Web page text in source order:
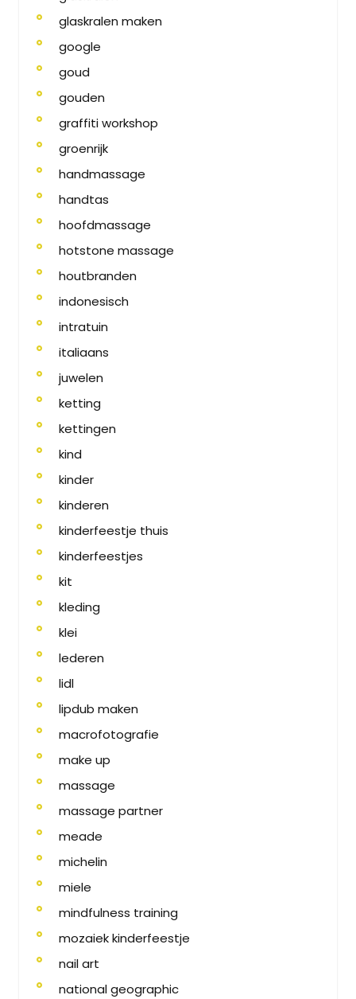
glaskralen maken
google
goud
gouden
graffiti workshop
groenrijk
handmassage
handtas
hoofdmassage
hotstone massage
houtbranden
indonesisch
intratuin
italiaans
juwelen
ketting
kettingen
kind
kinder
kinderen
kinderfeestje thuis
kinderfeestjes
kit
kleding
klei
lederen
lidl
lipdub maken
macrofotografie
make up
massage
massage partner
meade
michelin
miele
mindfulness training
mozaiek kinderfeestje
nail art
national geographic